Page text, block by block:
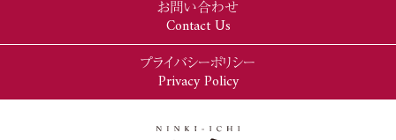
お問い合わせ
Contact Us
プライバシーポリシー
Privacy Policy